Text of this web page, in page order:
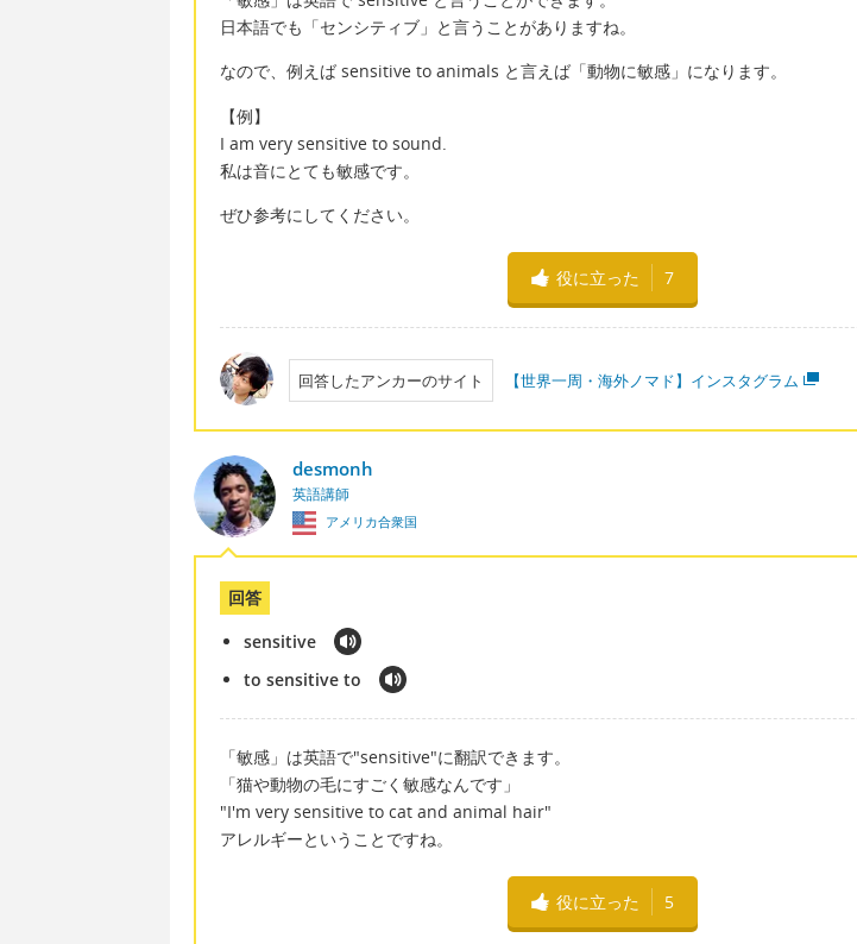
日本語でも「センシティブ」と言うことがありますね。
なので、例えば sensitive to animals と言えば「動物に敏感」になります。
【例】
I am very sensitive to sound.
私は音にとても敏感です。
ぜひ参考にしてください。
役に立った 7
回答したアンカーのサイト 【世界一周・海外ノマド】インスタグラム
desmonh
英語講師
アメリカ合衆国
回答
sensitive
to sensitive to
「敏感」は英語で"sensitive"に翻訳できます。
「猫や動物の毛にすごく敏感なんです」
"I'm very sensitive to cat and animal hair"
アレルギーということですね。
役に立った 5